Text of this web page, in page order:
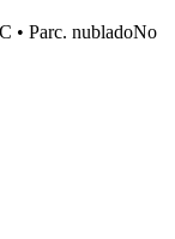
• Parc. nubladoNo